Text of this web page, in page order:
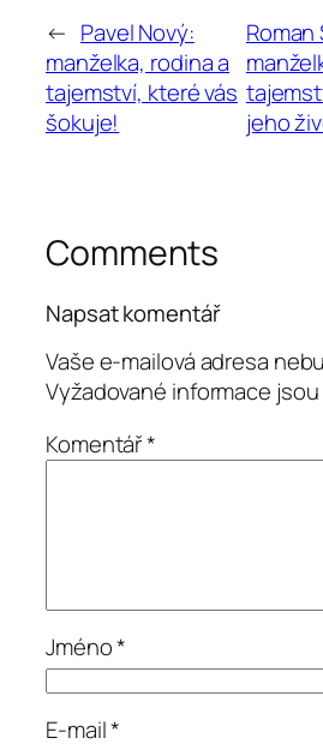
← Pavel Nový:
manželka, rodina a
tajemství, které vás
šokuje!
Roman
jeho
Comments
Napsat komentář
Vaše e-mailová adresa
Vyžadované informace
Komentář*
Jméno*
E-mail*